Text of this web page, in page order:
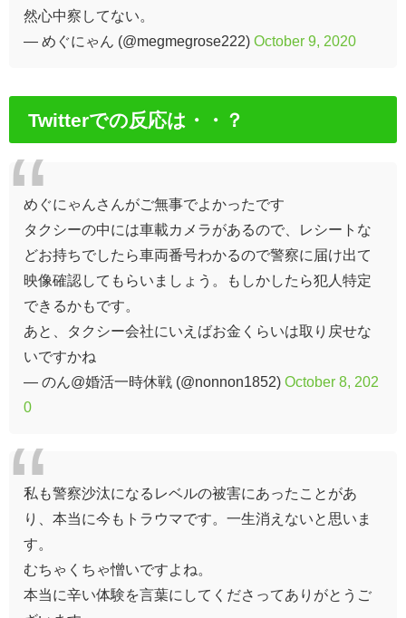
然心中察してない。
— めぐにゃん (@megmegrose222) October 9, 2020
Twitterでの反応は・・？
めぐにゃんさんがご無事でよかったです
タクシーの中には車載カメラがあるので、レシートな
どお持ちでしたら車両番号わかるので警察に届け出て
映像確認してもらいましょう。もしかしたら犯人特定
できるかもです。
あと、タクシー会社にいえばお金くらいは取り戻せな
いですかね
— のん@婚活一時休戦 (@nonnon1852) October 8, 202
0
私も警察沙汰になるレベルの被害にあったことがあ
り、本当に今もトラウマです。一生消えないと思いま
す。
むちゃくちゃ憎いですよね。
本当に辛い体験を言葉にしてくださってありがとうご